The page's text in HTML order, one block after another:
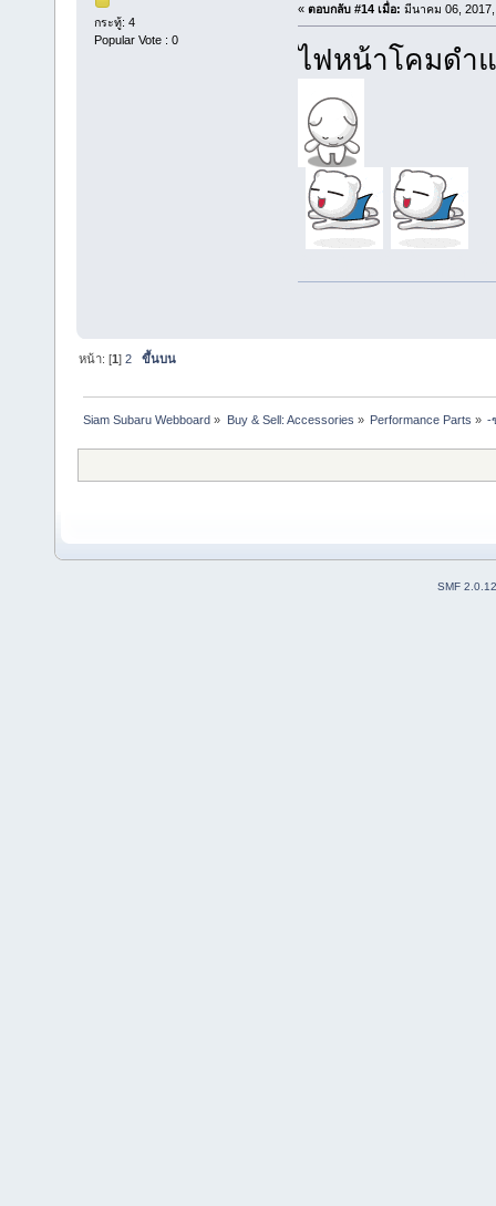
กระทู้: 4
Popular Vote : 0
« ตอบกลับ #14 เมื่อ: มีนาคม 06,
ไฟหน้าโคมดำ
หน้า: [1]2 ขึ้นบน
Siam Subaru Webboard » Buy & Sell: Accessories » Performance Parts » -
SMF 2.0.12